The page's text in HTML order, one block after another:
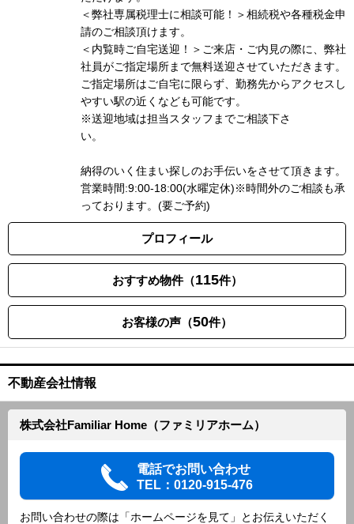
＜弊社専属税理士に相談可能！＞相続税や各種税金申
請のご相談頂けます。
＜内覧時ご自宅送迎！＞ご来店・ご内見の際に、弊社
社員がご指定場所まで無料送迎させていただきます。
ご指定場所はご自宅に限らず、勤務先からアクセスし
やすい駅の近くなども可能です。
※送迎地域は担当スタッフまでご相談下さ
い
納得のいく住まい探しのお手伝いをさせて頂きます。
営業時間:9:00-18:00(水曜定休)※時間外のご相談も承
っております。(要ご予約)
プロフィール
おすすめ物件（115件）
お客様の声（50件）
不動産会社情報
株式会社Familiar Home（ファミリアホーム）
電話でお問い合わせ
TEL：0120-915-476
お問い合わせの際は「ホームページを見て」とお伝えいただく